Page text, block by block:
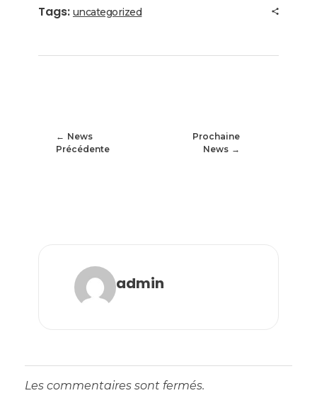
Tags: uncategorized
News
Précédente
Prochaine
News
admin
Les commentaires sont fermés.